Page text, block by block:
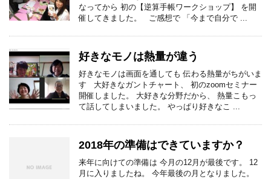
なってから 初の【逆算手帳ワークショップ】 を開
催してきました。 ご感想で 「今まで自分で ...
好きなモノは熱量が違う
好きなモノは画面を通しても 伝わる熱量がちがいま
す 大好きなガントチャート、 初のzoomセミナー
開催しました。 大好きな分野だから、 熱量こもっ
て話してしまいました。 やっぱり好きなこ ...
2018年の準備はできていますか？
来年に向けての準備は 今月の12月が最後です。 12
月に入りましたね。 今年最後の月となりました。